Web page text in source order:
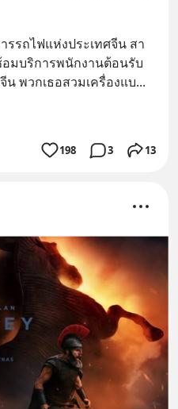
รรถไฟแห่งประเทศจีน สา
มบริการพนักงานต้อนรับ
พวกเธอสวมเครื่องแบ
198 3 13